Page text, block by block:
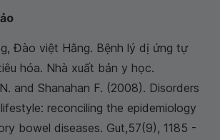
Đào việt Hằng. Bệnh lý dị ứng tự
hóa. Nhà xuất bản y học.
and Shanahan F. (2008). Disorders
reconciling the epidemiology
bowel diseases. Gut,57(9), 1185 -